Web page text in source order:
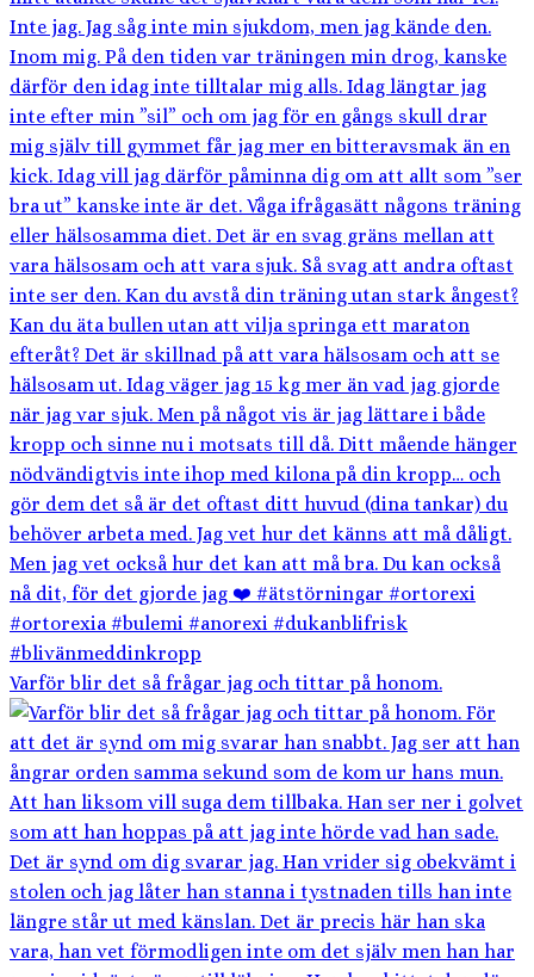
Varför blir det så frågar jag och tittar på honom.